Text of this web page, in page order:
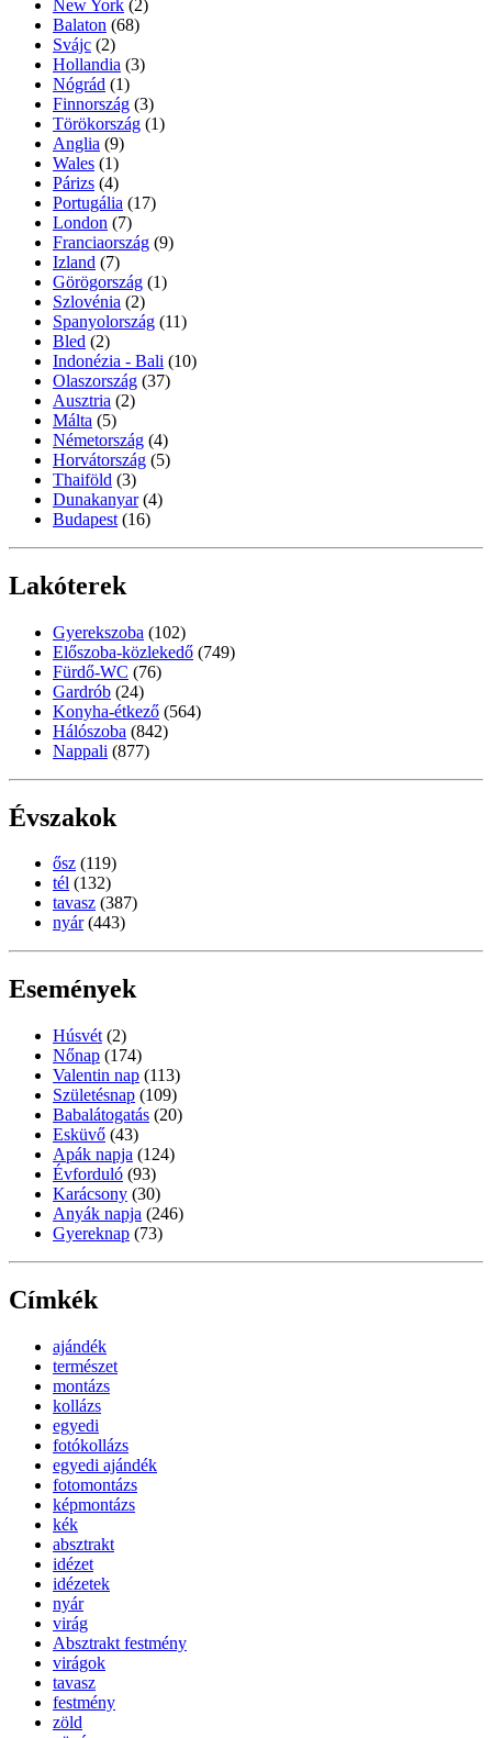
New York (2)
Balaton (68)
Svájc (2)
Hollandia (3)
Nógrád (1)
Finnország (3)
Törökország (1)
Anglia (9)
Wales (1)
Párizs (4)
Portugália (17)
London (7)
Franciaország (9)
Izland (7)
Görögország (1)
Szlovénia (2)
Spanyolország (11)
Bled (2)
Indonézia - Bali (10)
Olaszország (37)
Ausztria (2)
Málta (5)
Németország (4)
Horvátország (5)
Thaiföld (3)
Dunakanyar (4)
Budapest (16)
Lakóterek
Gyerekszoba (102)
Előszoba-közlekedő (749)
Fürdő-WC (76)
Gardrób (24)
Konyha-étkező (564)
Hálószoba (842)
Nappali (877)
Évszakok
ősz (119)
tél (132)
tavasz (387)
nyár (443)
Események
Húsvét (2)
Nőnap (174)
Valentin nap (113)
Születésnap (109)
Babalátogatás (20)
Esküvő (43)
Apák napja (124)
Évforduló (93)
Karácsony (30)
Anyák napja (246)
Gyereknap (73)
Címkék
ajándék
természet
montázs
kollázs
egyedi
fotókollázs
egyedi ajándék
fotomontázs
képmontázs
kék
absztrakt
idézet
idézetek
nyár
virág
Absztrakt festmény
virágok
tavasz
festmény
zöld